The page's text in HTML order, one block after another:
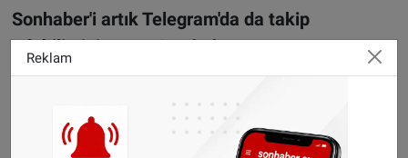
Sonhaber'i artık Telegram'da da takip
edebilirsiniz:t.me/sonhabereu
Hollanda ve diğer Avrupa ülkeleri gündeminden
seçtiğimiz haberler her gün telefonunuza
Reklam